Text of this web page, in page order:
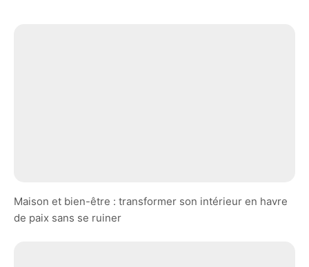
Maison et bien-être : transformer son intérieur en havre
de paix sans se ruiner